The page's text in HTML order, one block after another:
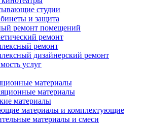
студии
и защита
ремонт помещений
ремонт
ремонт
дизайнерский ремонт
услуг
материалы
материалы
материалы
материалы и комплектующие
материалы и смеси